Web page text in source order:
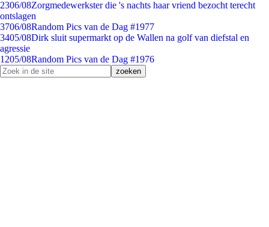
2306/08Zorgmedewerkster die 's nachts haar vriend bezocht terecht
ontslagen
3706/08Random Pics van de Dag #1977
3405/08Dirk sluit supermarkt op de Wallen na golf van diefstal en
agressie
1205/08Random Pics van de Dag #1976